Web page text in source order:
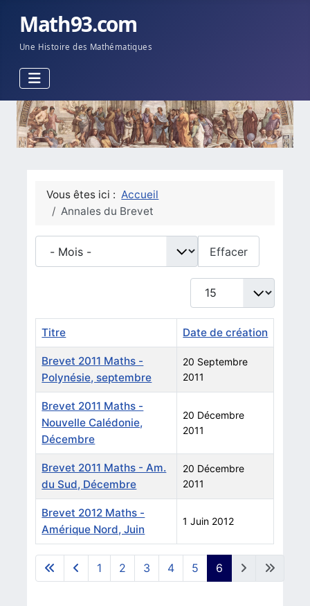
Math93.com
Une Histoire des Mathématiques
Vous êtes ici : Accueil
Annales du Brevet
Effacer
Articles
Titre Date de création
Brevet 2011 Maths -
Polynésie, septembre
20 Septembre
2011
Brevet 2011 Maths -
Nouvelle Calédonie,
Décembre
20 Décembre
2011
Brevet 2011 Maths - Am.
du Sud, Décembre
20 Décembre
2011
Brevet 2012 Maths -
Amérique Nord, Juin
1 Juin 2012
Page 6 sur 6
1 2 3 4 5 6